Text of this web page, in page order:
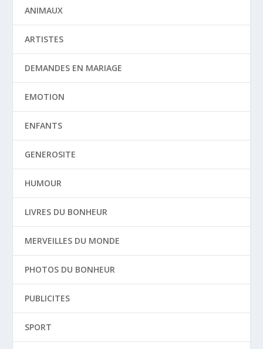
ANIMAUX
ARTISTES
DEMANDES EN MARIAGE
EMOTION
ENFANTS
GENEROSITE
HUMOUR
LIVRES DU BONHEUR
MERVEILLES DU MONDE
PHOTOS DU BONHEUR
PUBLICITES
SPORT